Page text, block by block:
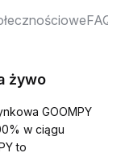
FAQ
żywo
GOOMPY
w ciągu
to